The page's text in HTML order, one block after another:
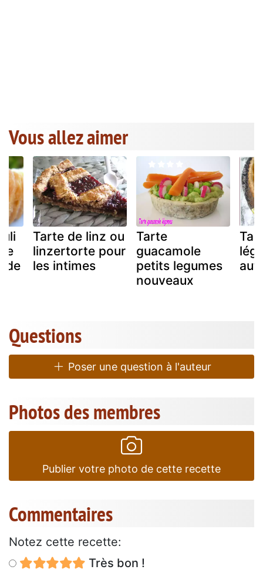
Vous allez aimer
Tarte de linz ou
linzertorte pour
les intimes
Tarte
guacamole
petits legumes
nouveaux
Questions
Poser une question à l'auteur
Photos des membres
Publier votre photo de cette recette
Commentaires
Notez cette recette:
Très bon !